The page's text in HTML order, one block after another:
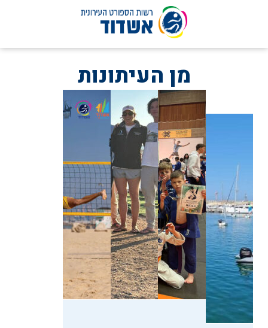
דלג
מן העיתונות